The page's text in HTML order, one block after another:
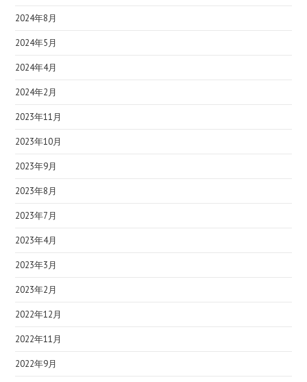
2024年8月
2024年5月
2024年4月
2024年2月
2023年11月
2023年10月
2023年9月
2023年8月
2023年7月
2023年4月
2023年3月
2023年2月
2022年12月
2022年11月
2022年9月